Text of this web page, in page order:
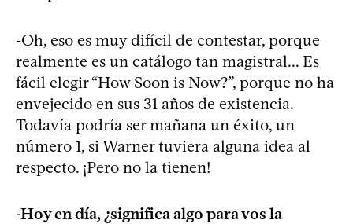
-Oh, eso es muy difícil de contestar, porque
realmente es un catálogo tan magistral... Es
fácil elegir “How Soon is Now?”, porque no ha
envejecido en sus 31 años de existencia.
Todavía podría ser mañana un éxito, un
número 1, si Warner tuviera alguna idea al
respecto. ¡Pero no la tienen!
-Hoy en día, ¿significa algo para vos la